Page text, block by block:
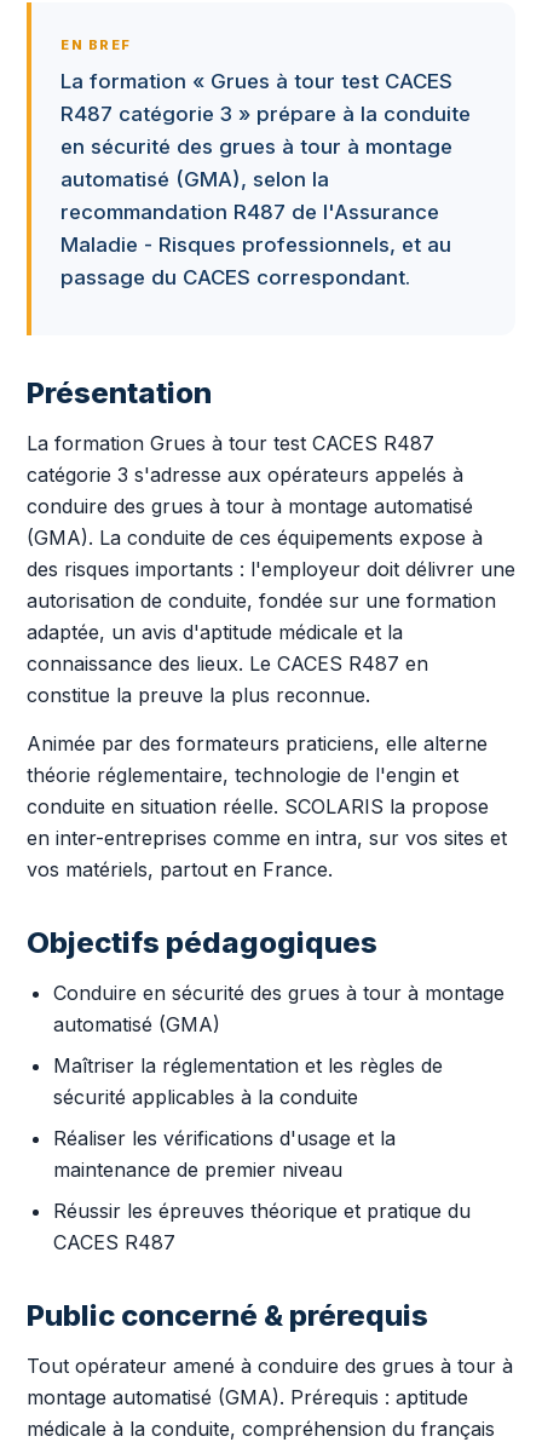
EN BREF
La formation « Grues à tour test CACES
R487 catégorie 3 » prépare à la conduite
en sécurité des grues à tour à montage
automatisé (GMA), selon la
recommandation R487 de l'Assurance
Maladie - Risques professionnels, et au
passage du CACES correspondant.
Présentation
La formation Grues à tour test CACES R487
catégorie 3 s'adresse aux opérateurs appelés à
conduire des grues à tour à montage automatisé
(GMA). La conduite de ces équipements expose à
des risques importants : l'employeur doit délivrer une
autorisation de conduite, fondée sur une formation
adaptée, un avis d'aptitude médicale et la
connaissance des lieux. Le CACES R487 en
constitue la preuve la plus reconnue.
Animée par des formateurs praticiens, elle alterne
théorie réglementaire, technologie de l'engin et
conduite en situation réelle. SCOLARIS la propose
en inter-entreprises comme en intra, sur vos sites et
vos matériels, partout en France.
Objectifs pédagogiques
Conduire en sécurité des grues à tour à montage
automatisé (GMA)
Maîtriser la réglementation et les règles de
sécurité applicables à la conduite
Réaliser les vérifications d'usage et la
maintenance de premier niveau
Réussir les épreuves théorique et pratique du
CACES R487
Public concerné & prérequis
Tout opérateur amené à conduire des grues à tour à
montage automatisé (GMA). Prérequis : aptitude
médicale à la conduite, compréhension du français